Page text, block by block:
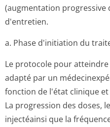
(augmentation progressive
d'entretien.
a. Phase d'initiation du
Le protocole pour
adapté par un
fonction de l'état clinique
La progression des doses,
injectéainsi que la